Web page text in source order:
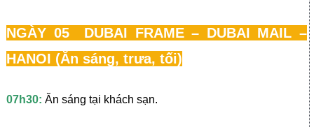
NGÀY 05 DUBAI FRAME – DUBAI MAIL –
HANOI (Ăn sáng, trưa, tối)
07h30: Ăn sáng tại khách sạn.